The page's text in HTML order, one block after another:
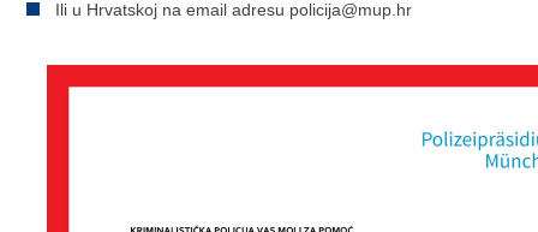
Ili u Hrvatskoj na email adresu policija@mup.hr